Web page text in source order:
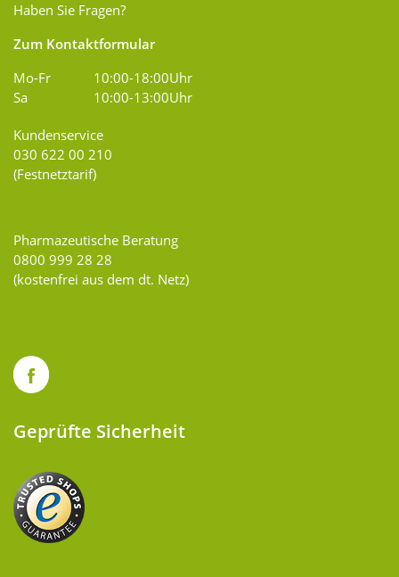
Haben Sie Fragen?
Zum Kontaktformular
Mo-Fr
10:00-18:00Uhr
Sa
10:00-13:00Uhr
Kundenservice
030 622 00 210
(Festnetztarif)
Pharmazeutische Beratung
0800 999 28 28
(kostenfrei aus dem dt. Netz)
Geprüfte Sicherheit